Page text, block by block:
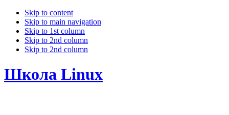
Skip to content
Skip to main navigation
Skip to 1st column
Skip to 2nd column
Skip to 2nd column
Школа Linux